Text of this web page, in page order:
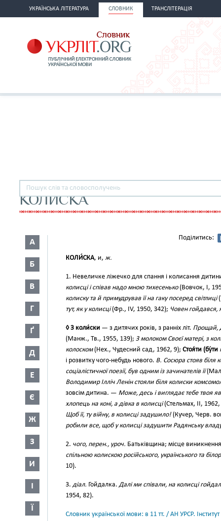
УКРАЇНСЬКА ЛІТЕРАТУРА СЛОВНИК ТРАНСЛІТЕРАЦІЯ
КОЛИСКА
А
Б
В
Г
Ґ
Д
Е
Є
Ж
З
И
І
Ї
Поділитись:
КОЛИ́СКА, и, ж.
1. Невеличке ліжечко для спання і колисання
колисці і співав надо мною тихесенько(Вовчок, І,
колиску та й примудрував її на гаку посеред світлиці
тут, як у колисці(Фр., IV, 1950, 342); Човен гойдався,
◊ З коли́ски — з дитячих років, з ранніх літ. Прощай,
(Манж., Тв., 1955, 139); З молоком Своєї матері, з
колоском(Нех., Чудесний сад, 1962, 9); Стоя́ти (бу́ти
і розвитку чого-небудь нового. В. Сосюра стояв біля
соціалістичної поезії, був одним із зачинателів її
Володимир Ілліч Ленін стояли біля колиски
зовсім дитина. — Може, десь і виглядає тебе твоя
хлопець на коні, а дівка в колисці(Стельмах, II,
Щоб її, ту війну, в колисці задушило!(Кучер, Черв.
робили все, щоб у колисці задушити Радянську
2. чого, перен., уроч. Батьківщина; місце
спільною колискою російського, українського та
10).
3. діал. Гойдалка.Далі ми співали, на колисці
1954, 82).
Словник української мови: в 11 тт. / АН УРСР.